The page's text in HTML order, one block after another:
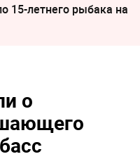
15-летнего рыбака на
о